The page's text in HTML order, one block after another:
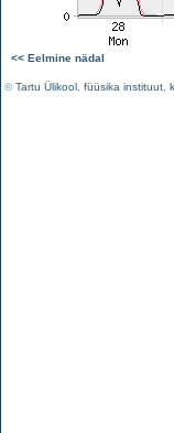
<< Eelmine nädal
©Tartu Ülikool füüsika instituut